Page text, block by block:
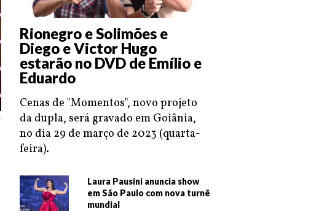
Rionegro e Solimões e
Diego e Victor Hugo
estarão no DVD de Emílio e
Eduardo
Cenas de "Momentos", novo projeto
da dupla, será gravado em Goiânia,
no dia 29 de março de 2023 (quarta-
feira).
Laura Pausini anuncia show
em São Paulo com nova turnê
mundial